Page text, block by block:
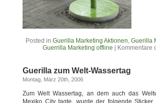
Posted in Guerilla Marketing Aktionen, Guerilla
Guerrilla Marketing offline
Kommentare
Guerilla zum Welt-Wassertag
Montag, März 20th, 2006
Zum Welt Wassertag, an dem auch das